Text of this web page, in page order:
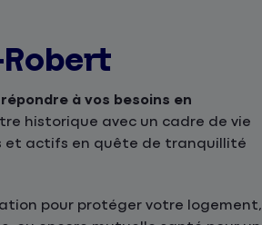
à vos besoins en
historique avec un cadre de vie
et actifs en quête de tranquillité
pour protéger votre logement,